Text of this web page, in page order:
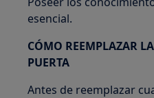
esencial.
CÓMO REEMPLAZAR
PUERTA
Antes de reemplazar